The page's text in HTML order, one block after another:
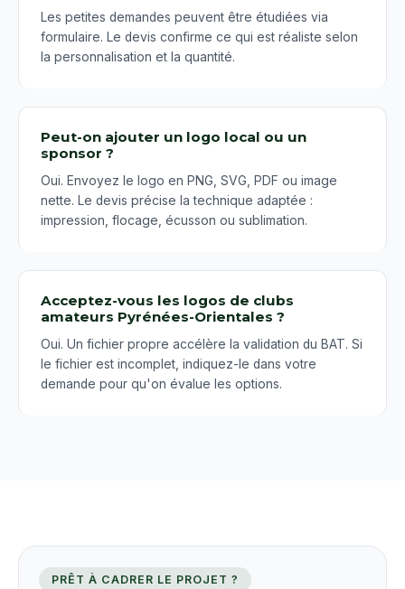
Les petites demandes peuvent être étudiées via
formulaire. Le devis confirme ce qui est réaliste selon
la personnalisation et la quantité.
Peut-on ajouter un logo local ou un
sponsor ?
Oui. Envoyez le logo en PNG, SVG, PDF ou image
nette. Le devis précise la technique adaptée :
impression, flocage, écusson ou sublimation.
Acceptez-vous les logos de clubs
amateurs Pyrénées-Orientales ?
Oui. Un fichier propre accélère la validation du BAT. Si
le fichier est incomplet, indiquez-le dans votre
demande pour qu'on évalue les options.
PRÊT À CADRER LE PROJET ?